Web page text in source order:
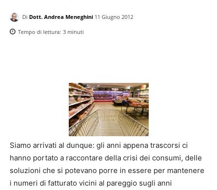
Di Dott. Andrea Meneghini 11 Giugno 2012
Tempo di lettura: 3 minuti
Siamo arrivati al dunque: gli anni appena trascorsi ci
hanno portato a raccontare della crisi dei consumi, delle
soluzioni che si potevano porre in essere per mantenere
i numeri di fatturato vicini al pareggio sugli anni